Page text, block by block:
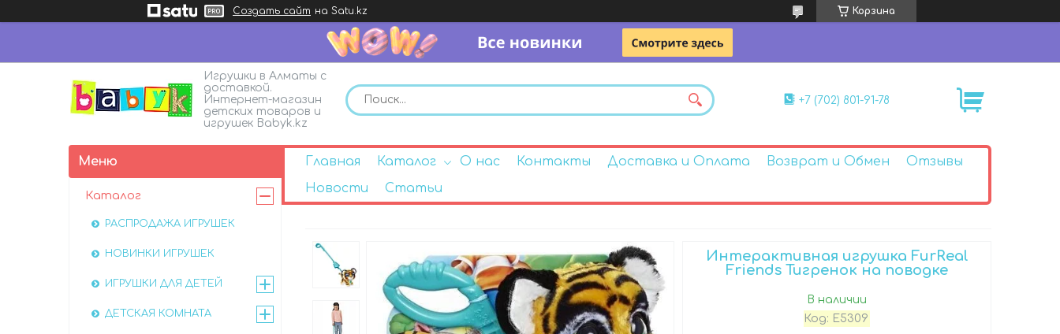
Создать сайт на Satu.kz Корзина
Игрушки в Алматы с
доставкой.
Интернет-магазин
детских товаров и
игрушек Babyk.kz
+7 (702) 801-91-78
Главная Каталог О нас Контакты Доставка и Оплата Возврат и Обмен
Отзывы
Новости
Статьи
Интерактивная игрушка FurReal
Friends Тигренок на поводке
В наличии
Код: E5309
Каталог
РАСПРОДАЖА ИГРУШЕК
НОВИНКИ ИГРУШЕК
ИГРУШКИ ДЛЯ ДЕТЕЙ
ДЕТСКАЯ КОМНАТА